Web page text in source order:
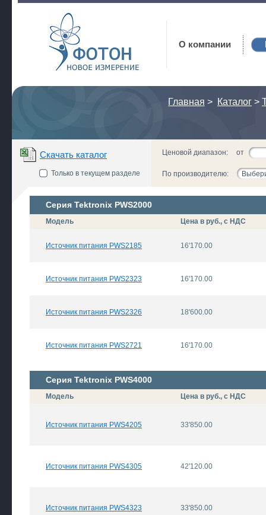
Фотон
О компании
Главная > Каталог >
Скачать каталог
Только в текущем разделе
Ценовой диапазон: от
По производителю:
Серия Tektronix PWS2000
Модель Цена в руб., с НДС
Источник питания PWS2185 16'170.00
Источник питания PWS2323 16'170.00
Источник питания PWS2326 18'600.00
Источник питания PWS2721 16'170.00
Серия Tektronix PWS4000
Модель Цена в руб., с НДС
Источник питания PWS4205 33'850.00
Источник питания PWS4305 42'120.00
Источник питания PWS4323 33'850.00